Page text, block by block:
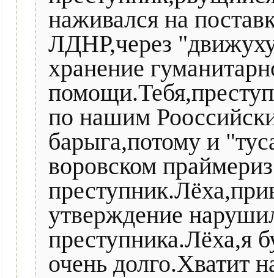
наживался на
ЛДНР,через
хранение
по нашим
барыга,потому и
воровском
утверждение
преступника.Лёха,я
очень долго.Хватит